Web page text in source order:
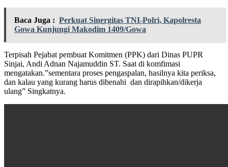
Baca Juga : Perkuat Sinergitas TNI-Polri, Kapolresta
Gowa Kunjungi Makodim 1409/Gowa
Terpisah Pejabat pembuat Komitmen (PPK) dari Dinas PUPR
Sinjai, Andi Adnan Najamuddin ST. Saat di komfimasi
mengatakan.”sementara proses pengaspalan, hasilnya kita periksa,
dan kalau yang kurang harus dibenahi dan dirapihkan/dikerja
ulang” Singkatnya.